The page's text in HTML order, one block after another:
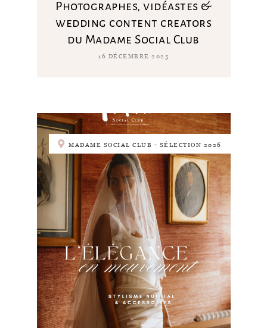
Photographes, vidéastes &
wedding content creators
du Madame Social Club
16 DÉCEMBRE 2025
MADAME SOCIAL CLUB - SÉLECTION 2026